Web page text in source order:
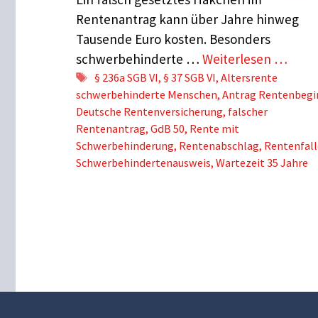
Rentenantrag kann über Jahre hinweg
Tausende Euro kosten. Besonders
schwerbehinderte … Weiterlesen …
Schlagwörter
§ 236a SGB VI, § 37 SGB VI, Altersrente
schwerbehinderte Menschen, Antrag
Deutsche Rentenversicherung, falscher
Rentenantrag, GdB 50, Rente mit
Schwerbehinderung, Rentenabschlag,
Schwerbehindertenausweis, Wartezeit 35 Jahre